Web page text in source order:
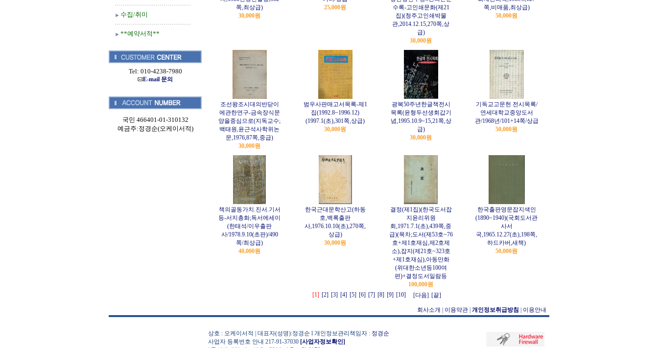
수집/취미
**예약서적**
Tel: 010-4238-7980
E-mail 문의
국민 466401-01-310132
예금주:정경순(오케이서적)
쪽,최상급)
30,000원
25,000원
수록-고인쇄문화(제21
집)(청주고인쇄박물
관,2014.12.15,270쪽,상
급)
30,000원
쪽,비매품,최상급)
50,000원
조선왕조시대의반닫이
에관한연구-금속장식문
양을중심으로(지독교수;
백태원,윤근석사학위논
문,1976,87쪽,중급)
30,000원
범우사판매고서목록-제1
집(1992.8~1996.12)
(1997.1(초),301쪽,상급)
30,000원
광복50주년한글책전시
목록(윤형두선생회갑기
념,1995.10.9~15,21쪽,상
급)
30,000원
기독교고문헌 전시목록/
연세대학교중앙도서
관/1968년/101+14쪽/상급
50,000원
책의골동가치.진서.기서
등-서지총화;독서에세이
(한태석/이우출판
사/1978.9.10(초판)/490
쪽/최상급)
40,000원
한국근대문학산고(하동
호,백록출판
사,1976.10.10(초),270쪽,
상급)
30,000원
결정(제1집)(한국도서잡
지윤리위원
회,1971.7.1(초),439쪽,중
급)(목차;도서(제53호~76
호+제1호재심,제2호제
소),잡지(제21호~323호
+제1호재심),아동만화
(위대한소년등100여
편)+결정도서일람등
100,000원
한국출판영문잡지색인
(1890~1940)(국회도서관
사서
국,1965.12.27(초),198쪽,
하드카버,새책)
50,000원
[1] [2] [3] [4] [5] [6] [7] [8] [9] [10] [다음] [끝]
회사소개 이용약관 개인정보취급방침 이용안내
상호 : 오케이서적 | 대표자(성명):정경순 l 개인정보관리책임자 : 정경순
사업자 등록번호 안내 217-91-37030 [사업자정보확인]